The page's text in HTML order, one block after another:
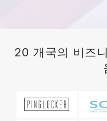
20 개국의 비즈